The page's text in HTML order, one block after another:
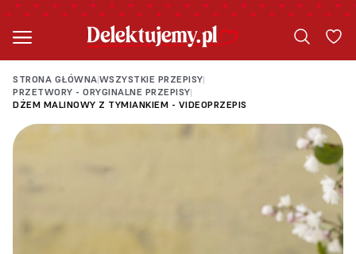
STRONA GŁÓWNA|WSZYSTKIE PRZEPISY|
PRZETWORY - ORYGINALNE PRZEPISY|
DŻEM MALINOWY Z TYMIANKIEM - VIDEOPRZEPIS